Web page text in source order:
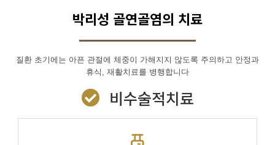
박리성 골연골염의 치료
질환 초기에는 아픈 관절에 체중이 가해지지 않도록 주의하고 안정과
휴식, 재활치료를 병행합니다
비수술적치료